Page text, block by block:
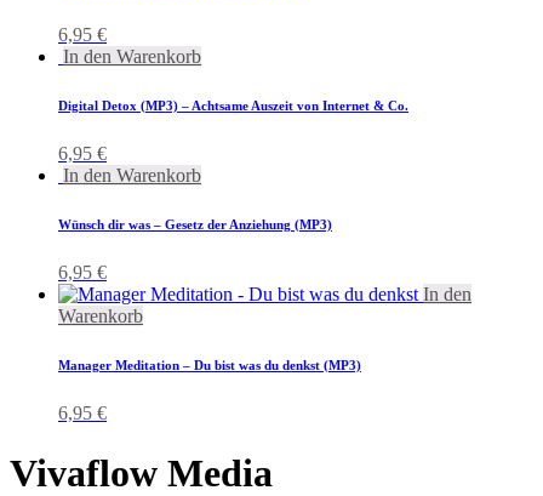
6,95 €
In den Warenkorb
Digital Detox (MP3) – Achtsame Auszeit von Internet & Co.
6,95 €
In den Warenkorb
Wünsch dir was – Gesetz der Anziehung (MP3)
6,95 €
In den
Warenkorb
Manager Meditation – Du bist was du denkst (MP3)
6,95 €
Vivaflow Media